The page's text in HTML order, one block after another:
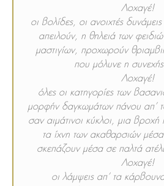
Λοχαγέ!
οι βολίδες, οι ανοιχτές
απειλούν, η θηλειά των
μαστιγίων, προχωρούν
που μόλυνε η συνεχής
Λοχαγέ!
όλες οι κατηγορίες των
μορφήν δαγκωμάτων πάνου απ’
σαν αιμάτινοι κύκλοι, μια βροχή
τα ίχνη των ακαθαρσιών
σκεπάζουν μέσα σε παλτά
Λοχαγέ!
οι λάμψεις απ’ τα